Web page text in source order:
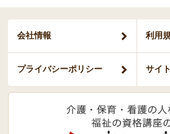
会社情報 利用
プライバシーポリシー サイ